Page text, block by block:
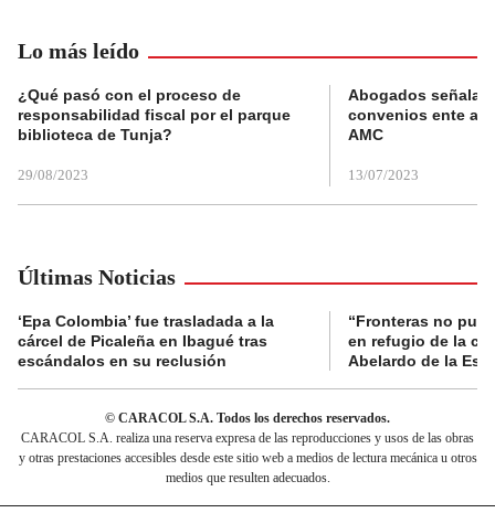
Lo más leído
¿Qué pasó con el proceso de
responsabilidad fiscal por el parque
biblioteca de Tunja?
29/08/2023
Abogados
convenios ente
AMC
13/07/2023
Últimas Noticias
‘Epa Colombia’ fue trasladada a la
cárcel de Picaleña en Ibagué tras
escándalos en su reclusión
“Fronteras no
en refugio de la
Abelardo de la
© CARACOL S.A. Todos los derechos reservados.
CARACOL S.A. realiza una reserva expresa de las reproducciones y usos de las obras
y otras prestaciones accesibles desde este sitio web a medios de lectura mecánica u otros
medios que resulten adecuados.